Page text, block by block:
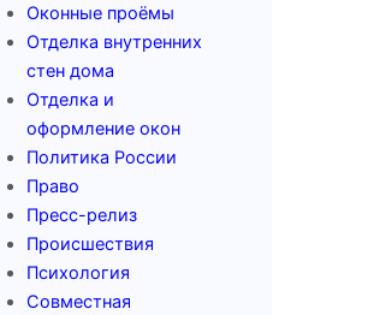
Оконные проёмы
Отделка внутренних
стен дома
Отделка и
оформление окон
Политика России
Право
Пресс-релиз
Происшествия
Психология
Совместная